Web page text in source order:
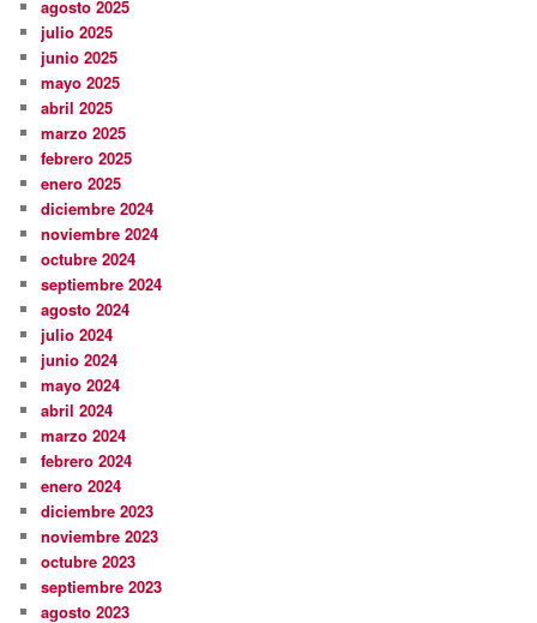
agosto 2025
julio 2025
junio 2025
mayo 2025
abril 2025
marzo 2025
febrero 2025
enero 2025
diciembre 2024
noviembre 2024
octubre 2024
septiembre 2024
agosto 2024
julio 2024
junio 2024
mayo 2024
abril 2024
marzo 2024
febrero 2024
enero 2024
diciembre 2023
noviembre 2023
octubre 2023
septiembre 2023
agosto 2023